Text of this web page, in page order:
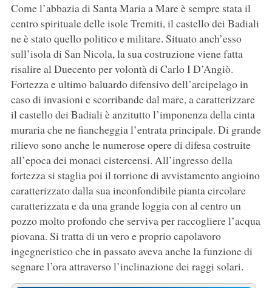
Come l’abbazia di Santa Maria a Mare è sempre stata il
centro spirituale delle isole Tremiti, il castello dei Badiali
ne è stato quello politico e militare. Situato anch’esso
sull’isola di San Nicola, la sua costruzione viene fatta
risalire al Duecento per volontà di Carlo I D’Angiò.
Fortezza e ultimo baluardo difensivo dell’arcipelago in
caso di invasioni e scorribande dal mare, a caratterizzare
il castello dei Badiali è anzitutto l’imponenza della cinta
muraria che ne fiancheggia l’entrata principale. Di grande
rilievo sono anche le numerose opere di difesa costruite
all’epoca dei monaci cistercensi. All’ingresso della
fortezza si staglia poi il torrione di avvistamento angioino
caratterizzato dalla sua inconfondibile pianta circolare
caratterizzata e da una grande loggia con al centro un
pozzo molto profondo che serviva per raccogliere l’acqua
piovana. Si tratta di un vero e proprio capolavoro
ingegneristico che in passato aveva anche la funzione di
segnare l’ora attraverso l’inclinazione dei raggi solari.